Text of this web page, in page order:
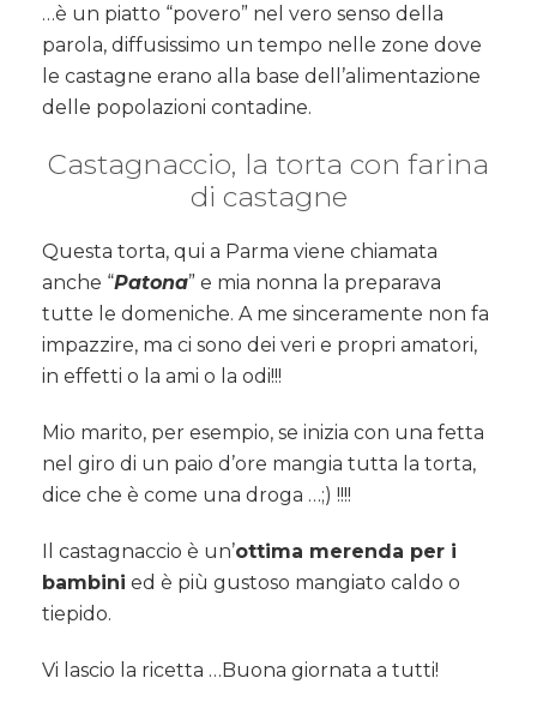
…è un piatto “povero” nel vero senso della
parola, diffusissimo un tempo nelle zone dove
le castagne erano alla base dell’alimentazione
delle popolazioni contadine.
Castagnaccio, la torta con farina
di castagne
Questa torta, qui a Parma viene chiamata
anche “Patona” e mia nonna la preparava
tutte le domeniche. A me sinceramente non fa
impazzire, ma ci sono dei veri e propri amatori,
in effetti o la ami o la odi!!!
Mio marito, per esempio, se inizia con una fetta
nel giro di un paio d’ore mangia tutta la torta,
dice che è come una droga …;) !!!!
Il castagnaccio è un’ottima merenda per i
bambini ed è più gustoso mangiato caldo o
tiepido.
Vi lascio la ricetta …Buona giornata a tutti!